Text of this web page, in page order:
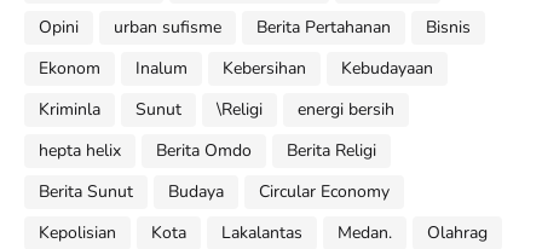
Opini
urban sufisme Berita Pertahanan
Bisnis
Ekonom
Inalum Kebersihan
Kebudayaan
Kriminla
Sunut \Religi
energi bersih
hepta helix
Berita Omdo
Berita Religi
Berita Sunut
Budaya
Circular Economy
Kepolisian
Kota Lakalantas Medan.
Olahrag